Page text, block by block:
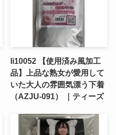
li10052 【使用済み風加工
品】上品な熟女が愛用して
いた大人の雰囲気漂う下着
（AZJU-091） ｜ティーズ